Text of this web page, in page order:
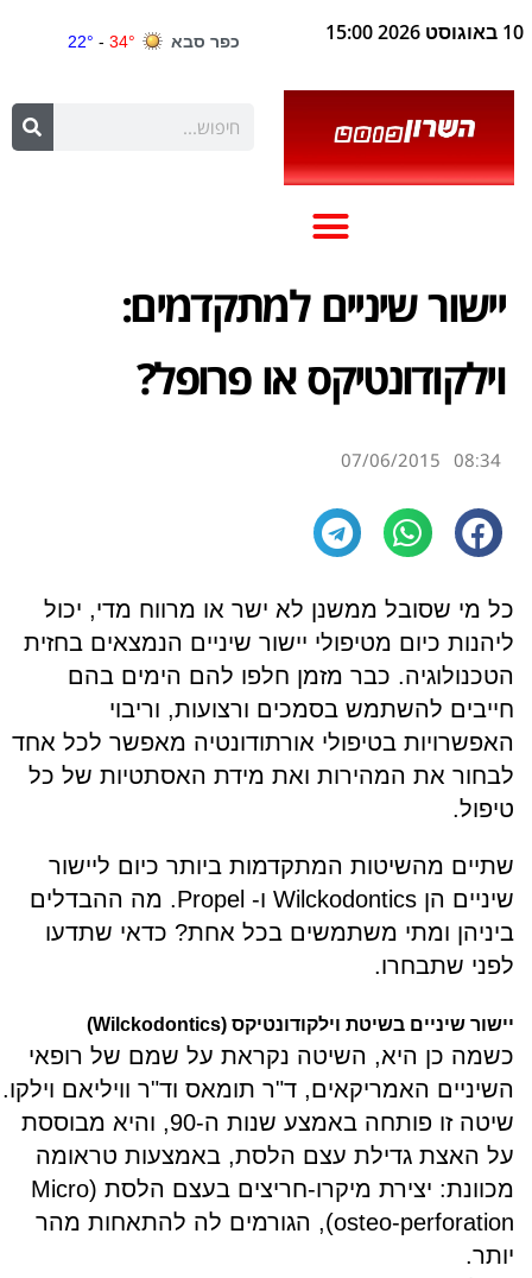
10 באוגוסט 2026 15:00
יישור שיניים למתקדמים:
וילקודונטיקס או פרופל?
08:34
07/06/2015
כל מי שסובל ממשנן לא ישר או מרווח מדי, יכול
ליהנות כיום מטיפולי יישור שיניים הנמצאים בחזית
הטכנולוגיה. כבר מזמן חלפו להם הימים בהם
חייבים להשתמש בסמכים ורצועות, וריבוי
האפשרויות בטיפולי אורתודונטיה מאפשר לכל אחד
לבחור את המהירות ואת מידת האסתטיות של כל
טיפול.
שתיים מהשיטות המתקדמות ביותר כיום ליישור
שיניים הן Wilckodontics ו- Propel. מה ההבדלים
ביניהן ומתי משתמשים בכל אחת? כדאי שתדעו
לפני שתבחרו.
יישור שיניים בשיטת וילקודונטיקס (Wilckodontics
)
כשמה כן היא, השיטה נקראת על שמם של רופאי
השיניים האמריקאים, ד"ר תומאס וד"ר וויליאם וילקו.
שיטה זו פותחה באמצע שנות ה-90, והיא מבוססת
על האצת גדילת עצם הלסת, באמצעות טראומה
מכוונת: יצירת מיקרו-חריצים בעצם הלסת (Micro
osteo-perforation), הגורמים לה להתאחות מהר
יותר.